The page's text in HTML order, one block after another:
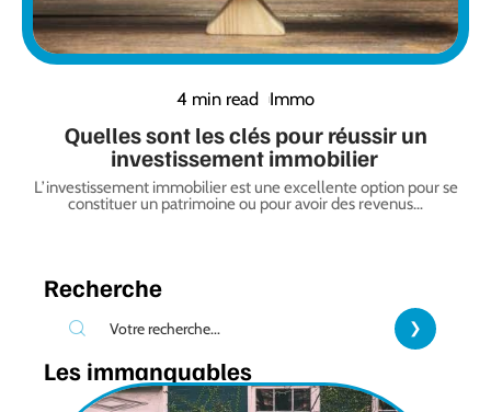
4 min read Immo
Quelles sont les clés pour réussir un
investissement immobilier
L’investissement immobilier est une excellente option pour se
constituer un patrimoine ou pour avoir des revenus…
Recherche
Les immanquables